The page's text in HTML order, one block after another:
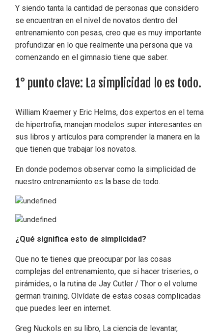
Y siendo tanta la cantidad de personas que considero
se encuentran en el nivel de novatos dentro del
entrenamiento con pesas, creo que es muy importante
profundizar en lo que realmente una persona que va
comenzando en el gimnasio tiene que saber.
1° punto clave: La simplicidad lo es todo.
William Kraemer y Eric Helms, dos expertos en el tema
de hipertrofia, manejan modelos super interesantes en
sus libros y artículos para comprender la manera en la
que tienen que trabajar los novatos.
En donde podemos observar como la simplicidad de
nuestro entrenamiento es la base de todo.
¿Qué significa esto de simplicidad?
Que no te tienes que preocupar por las cosas
complejas del entrenamiento, que si hacer triseries, o
pirámides, o la rutina de Jay Cutler / Thor o el volume
german training. Olvídate de estas cosas complicadas
que puedes leer en internet.
Greg Nuckols en su libro, La ciencia de levantar,